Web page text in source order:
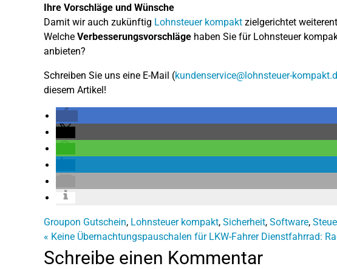
Ihre Vorschläge und Wünsche
Damit wir auch zukünftig Lohnsteuer kompakt zielgerichtet
Welche Verbesserungsvorschläge haben Sie für Lohnsteuer
anbieten?
Schreiben Sie uns eine E-Mail (kundenservice@lohnsteuer-
diesem Artikel!
Groupon Gutschein, Lohnsteuer kompakt, Sicherheit, Software,
« Keine Übernachtungspauschalen für LKW-Fahrer Dienstfahrrad:
Schreibe einen Kommentar